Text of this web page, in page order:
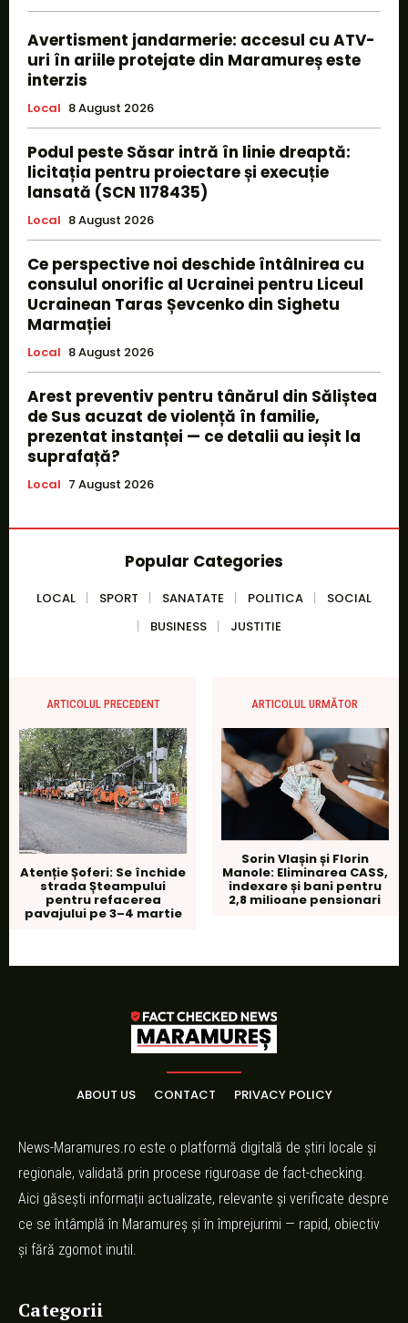
Avertisment jandarmerie: accesul cu ATV-
uri în ariile protejate din Maramureș este
interzis
Local 8 August 2026
Podul peste Săsar intră în linie dreaptă:
licitația pentru proiectare și execuție
lansată (SCN 1178435)
Local 8 August 2026
Ce perspective noi deschide întâlnirea cu
consulul onorific al Ucrainei pentru Liceul
Ucrainean Taras Șevcenko din Sighetu
Marmației
Local 8 August 2026
Arest preventiv pentru tânărul din Săliștea
de Sus acuzat de violență în familie,
prezentat instanței — ce detalii au ieșit la
suprafață?
Local 7 August 2026
Popular Categories
LOCAL SPORT SANATATE POLITICA
SOCIAL
BUSINESS
JUSTITIE
ARTICOLUL PRECEDENT
Atenție Șoferi: Se închide
strada Șteampului
pentru refacerea
pavajului pe 3–4 martie
ARTICOLUL URMĂTOR
Sorin Vlașin și Florin
Manole: Eliminarea CASS,
indexare și bani pentru
2,8 milioane pensionari
ABOUT US CONTACT PRIVACY POLICY
News-Maramures.ro este o platformă digitală de știri locale și
regionale, validată prin procese riguroase de fact-checking.
Aici găsești informații actualizate, relevante și verificate despre
ce se întâmplă în Maramureș și în împrejurimi — rapid, obiectiv
și fără zgomot inutil.
Categorii